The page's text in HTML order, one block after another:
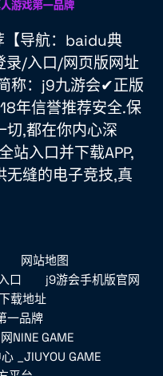
导航：baidu典
/入口/网页版网址
称：j9九游会✔正版
年信誉推荐安全.保
切,都在你内心深
站入口并下载APP,
无缝的电子竞技,真
网站地图
口
j9游会手机版官网
载地址
一品牌
NINE GAME
_JIUYOU GAME